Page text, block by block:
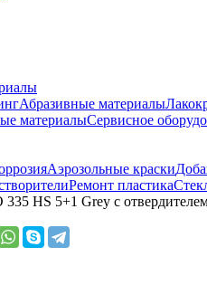
Абразивные материалы
материалыСервисное
Аэрозольные краски
Ремонт пластика
HS 5+1 Grey с